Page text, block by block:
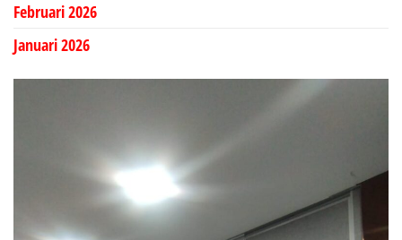
Februari 2026
Januari 2026